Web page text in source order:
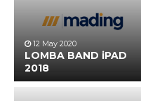
12 May 2020
LOMBA BAND iPAD
2018